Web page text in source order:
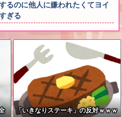
るのに他人に嫌われたくてヨイ
ぎる
「いきなりステーキ」の反対ｗｗｗ